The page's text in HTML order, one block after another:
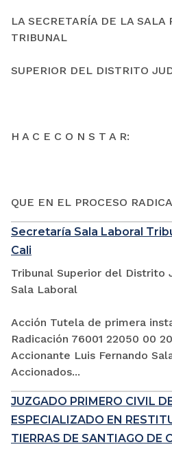
LA SECRETARÍA DE LA SALA
TRIBUNAL
SUPERIOR DEL DISTRITO
H A C E C O N S T A R:
QUE EN EL PROCESO
Secretaría Sala Laboral
Cali
Tribunal Superior del Distrito
Sala Laboral
Acción Tutela de primera
Radicación 76001 22050 00
Accionante Luis Fernando
Accionados...
JUZGADO PRIMERO CIVIL
ESPECIALIZADO EN
TIERRAS DE SANTIAGO DE